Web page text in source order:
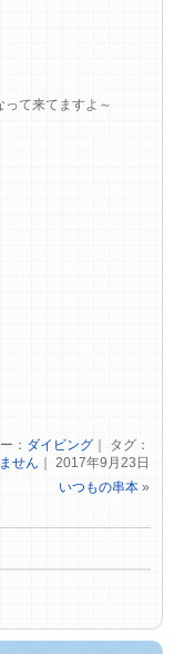
て来てますよ～
： ダイビング｜ タグ：
せん ｜ 2017年9月23日
いつもの串本»